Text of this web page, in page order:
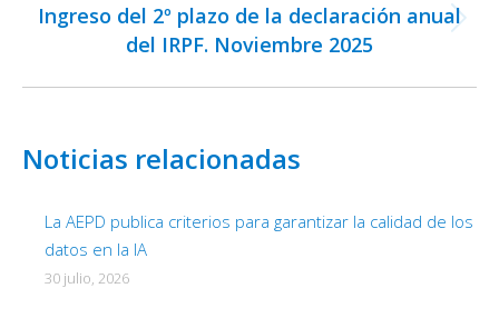
Publicación
siguiente:
Ingreso del 2º plazo de la declaración anual
del IRPF. Noviembre 2025
Noticias relacionadas
La AEPD publica criterios para garantizar la calidad de los
datos en la IA
30 julio, 2026